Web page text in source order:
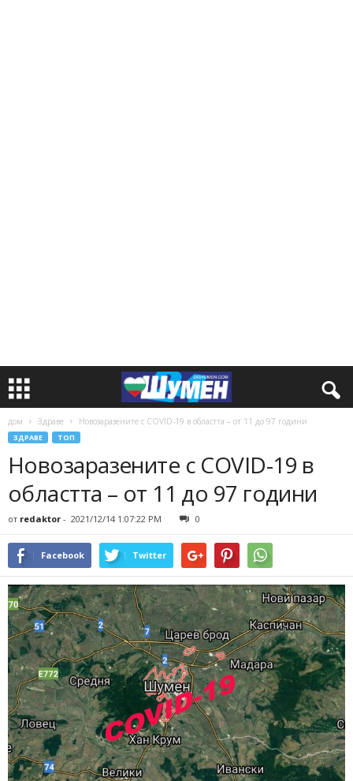
дом Здраве Новозаразените с COVID-19 в областта – от 11 до 97 години
ЗДРАВЕ ТОП
Новозаразените с COVID-19 в
областта – от 11 до 97 години
от redaktor - 2021/12/14 1:07:22 PM 0
Facebook Twitter